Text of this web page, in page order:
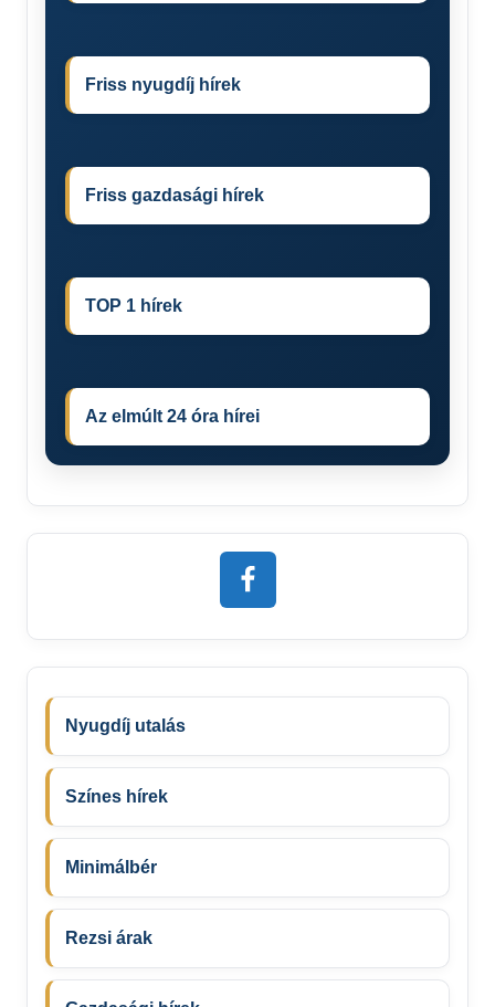
Friss nyugdíj hírek
Friss gazdasági hírek
TOP 1 hírek
Az elmúlt 24 óra hírei
Nyugdíj utalás
Színes hírek
Minimálbér
Rezsi árak